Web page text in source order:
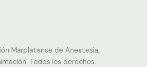
Marplatense de Anestesia,
Todos los derechos